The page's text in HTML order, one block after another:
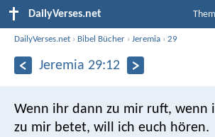
DailyVerses.net
DailyVerses.net › Bibel Bücher ›Jeremia ›29
Jeremia 29:12
Wenn ihr dann zu mir ruft, wenn
zu mir betet, will ich euch hören.